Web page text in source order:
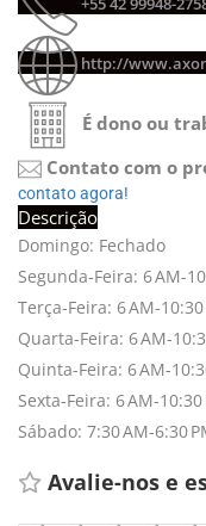
+ -
Leaflet
http://
É dono ou
Contato com o
contato agora!
Descrição
Domingo: Fechado
Segunda-Feira: 6 AM-
Terça-Feira: 6 AM-10:30
Quarta-Feira: 6 AM-
Quinta-Feira: 6 AM-
Sexta-Feira: 6 AM-10:30
Sábado: 7:30 AM-6:30
Avalie-nos e